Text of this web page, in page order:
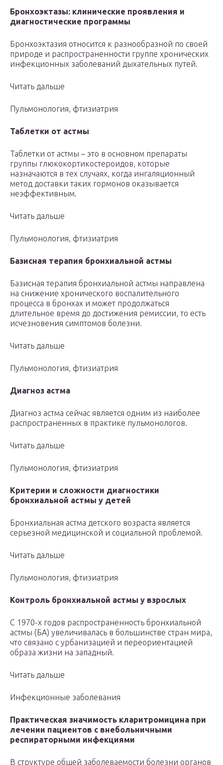
Бронхоэктазы: клинические проявления и
диагностические программы
Бронхоэктазия относится к разнообразной по своей
природе и распространенности группе хронических
инфекционных заболеваний дыхательных путей.
Читать дальше
Пульмонология, фтизиатрия
Таблетки от астмы
Таблетки от астмы – это в основном препараты
группы глюкокортикостероидов, которые
назначаются в тех случаях, когда ингаляционный
метод доставки таких гормонов оказывается
неэффективным.
Читать дальше
Пульмонология, фтизиатрия
Базисная терапия бронхиальной астмы
Базисная терапия бронхиальной астмы направлена
на снижение хронического воспалительного
процесса в бронхах и может продолжаться
длительное время до достижения ремиссии, то есть
исчезновения симптомов болезни.
Читать дальше
Пульмонология, фтизиатрия
Диагноз астма
Диагноз астма сейчас является одним из наиболее
распространенных в практике пульмонологов.
Читать дальше
Пульмонология, фтизиатрия
Критерии и сложности диагностики
бронхиальной астмы у детей
Бронхиальная астма детского возраста является
серьезной медицинской и социальной проблемой.
Читать дальше
Пульмонология, фтизиатрия
Контроль бронхиальной астмы у взрослых
С 1970-х годов распространенность бронхиальной
астмы (БА) увеличивалась в большинстве стран мира,
что связано с урбанизацией и переориентацией
образа жизни на западный.
Читать дальше
Инфекционные заболевания
Практическая значимость кларитромицина при
лечении пациентов с внебольничными
респираторными инфекциями
В структуре общей заболеваемости болезни органов